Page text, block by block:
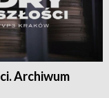
Archiwum